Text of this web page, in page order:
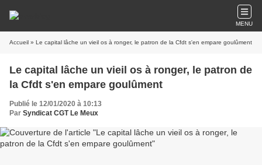
MENU
Accueil » Le capital lâche un vieil os à ronger, le patron de la Cfdt s'en empare goulûment
Le capital lâche un vieil os à ronger, le patron de
la Cfdt s'en empare goulûment
Publié le 12/01/2020 à 10:13
Par Syndicat CGT Le Meux